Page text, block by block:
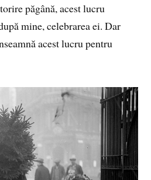
păgână, acest lucru
mine, celebrarea ei. Dar
acest lucru pentru